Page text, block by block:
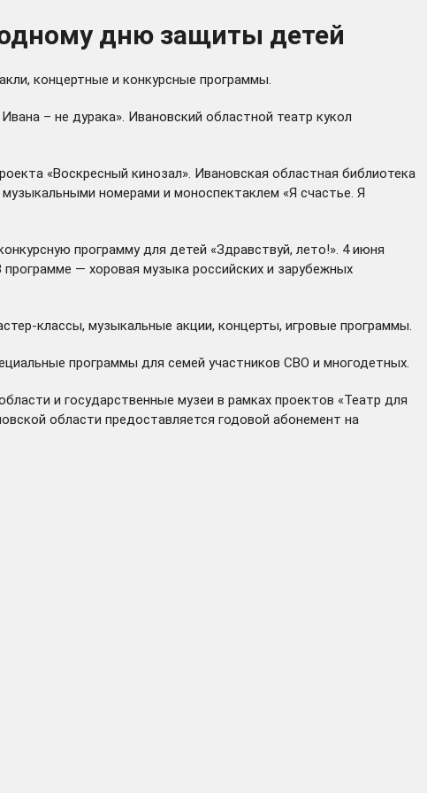
дню защиты детей
концертные и конкурсные программы.
– не дурака». Ивановский областной театр кукол
«Воскресный кинозал». Ивановская областная библиотека
номерами и моноспектаклем «Я счастье. Я
программу для детей «Здравствуй, лето!». 4 июня
— хоровая музыка российских и зарубежных
классы, музыкальные акции, концерты, игровые программы.
программы для семей участников СВО и многодетных.
и государственные музеи в рамках проектов «Театр для
области предоставляется годовой абонемент на